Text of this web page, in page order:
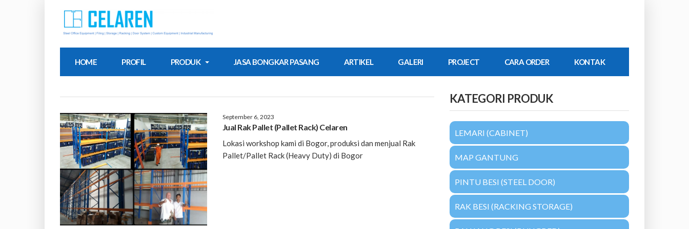
HOME PROFIL PRODUK JASA BONGKAR PASANG ARTIKEL GALERI PROJECT CARA ORDER KONTAK
September 6, 2023
Jual Rak Pallet (Pallet Rack) Celaren
Lokasi workshop kami di Bogor, produksi dan menjual Rak
Pallet/Pallet Rack (Heavy Duty) di Bogor
KATEGORI PRODUK
LEMARI (CABINET)
MAP GANTUNG
PINTU BESI (STEEL DOOR)
RAK BESI (RACKING STORAGE)